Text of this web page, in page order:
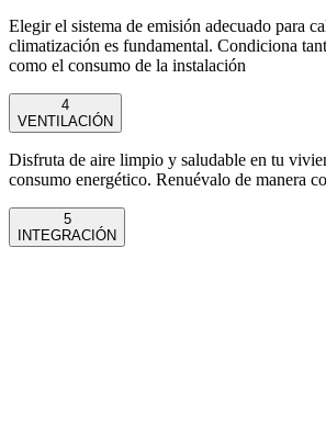
Elegir el sistema de emisión adecuado para
climatización es fundamental. Condiciona
como el consumo de la instalación
4
VENTILACIÓN
Disfruta de aire limpio y saludable en tu
consumo energético. Renuévalo de manera
5
INTEGRACIÓN